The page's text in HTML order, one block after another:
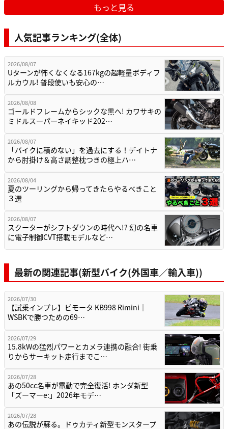
もっと見る
人気記事ランキング(全体)
2026/08/07
Uターンが怖くなくなる167kgの超軽量ボディフ
ルカウル! 普段使いも安心の…
2026/08/08
ゴールドフレームからシックな黒へ! カワサキの
ミドルスーパーネイキッド202…
2026/08/07
「バイクに積めない」を過去にする！デイトナ
から肘掛け＆高さ調整枕つきの極上ハ…
2026/08/04
夏のツーリングから帰ってきたらやるべきこと
３選
2026/08/07
スクーターがシフトダウンの時代へ!? 幻の名車
に電子制御CVT搭載モデルなど…
最新の関連記事(新型バイク(外国車／輸入車))
2026/07/30
【試乗インプレ】ビモータ KB998 Rimini｜
WSBKで勝つための69…
2026/07/29
15.8kWの猛烈パワーとカメラ連携の融合! 街乗
りからサーキット走行までこ…
2026/07/28
あの50cc名車が電動で完全復活! ホンダ新型
「ズーマーe:」2026年モデ…
2026/07/28
あの伝説が蘇る。ドゥカティ新型モンスタープ